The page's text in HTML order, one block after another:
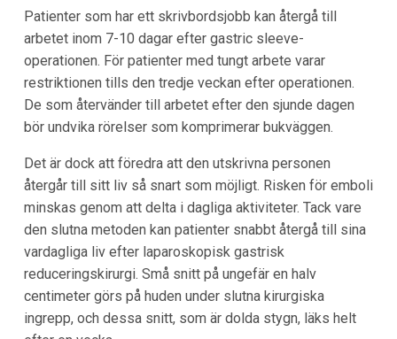
Patienter som har ett skrivbordsjobb kan återgå till
arbetet inom 7-10 dagar efter gastric sleeve-
operationen. För patienter med tungt arbete varar
restriktionen tills den tredje veckan efter operationen.
De som återvänder till arbetet efter den sjunde dagen
bör undvika rörelser som komprimerar bukväggen.
Det är dock att föredra att den utskrivna personen
återgår till sitt liv så snart som möjligt. Risken för emboli
minskas genom att delta i dagliga aktiviteter. Tack vare
den slutna metoden kan patienter snabbt återgå till sina
vardagliga liv efter laparoskopisk gastrisk
reduceringskirurgi. Små snitt på ungefär en halv
centimeter görs på huden under slutna kirurgiska
ingrepp, och dessa snitt, som är dolda stygn, läks helt